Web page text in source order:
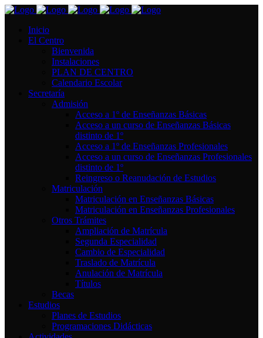
Inicio
El Centro
Bienvenida
Instalaciones
PLAN DE CENTRO
Calendario Escolar
Secretaría
Admisión
Acceso a 1º de Enseñanzas Básicas
Acceso a un curso de Enseñanzas Básicas
distinto de 1º
Acceso a 1º de Enseñanzas Profesionales
Acceso a un curso de Enseñanzas Profesionales
distinto de 1º
Reingreso o Reanudación de Estudios
Matriculación
Matriculación en Enseñanzas Básicas
Matriculación en Enseñanzas Profesionales
Otros Trámites
Ampliación de Matrícula
Segunda Especialidad
Cambio de Especialidad
Traslado de Matrícula
Anulación de Matrícula
Títulos
Becas
Estudios
Planes de Estudios
Programaciones Didácticas